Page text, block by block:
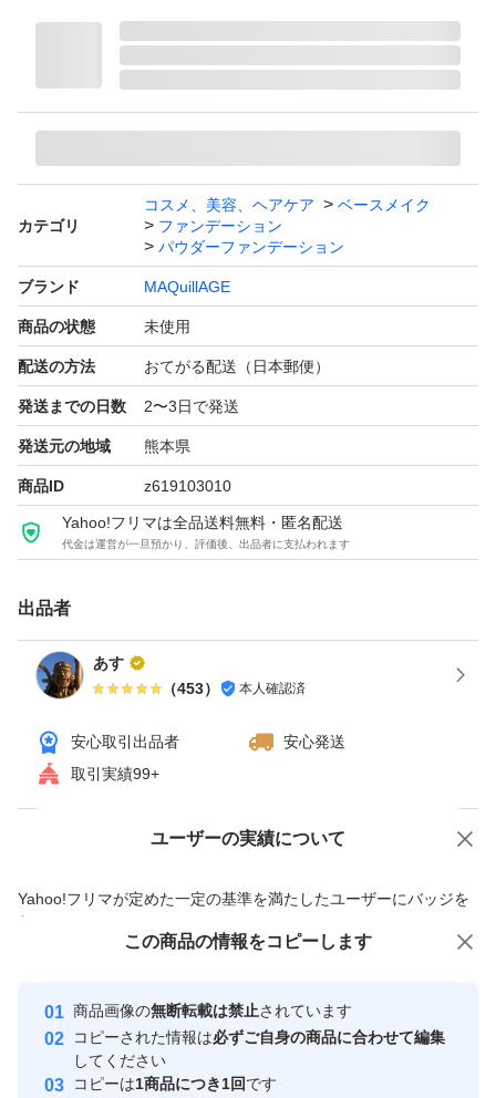
カテゴリ
コスメ、美容、ヘアケア
ベースメイク
ファンデーション
パウダーファンデーション
ブランド MAQuillAGE
商品の状態 未使用
配送の方法 おてがる配送（日本郵便）
発送までの日数 2〜3日で発送
発送元の地域 熊本県
商品ID z619103010
Yahoo!フリマは全品送料無料・匿名配送
代金は運営が一旦預かり、評価後、出品者に支払われます
出品者
あす
（453） 本人確認済
安心取引出品者
安心発送
取引実績99+
ユーザーの実績について
Yahoo!フリマが定めた一定の基準を満たしたユーザーにバッジを
付与しています
安心取引出品者
心・安全なユーザーです
取引実績
価格の相談 商品への質問
この商品の情報をコピーします
商品画像の無断転載は禁止されています
コピーされた情報は必ずご自身の商品に合わせて編集
してください
コピーは1商品につき1回です
この商品をみている人にオススメ